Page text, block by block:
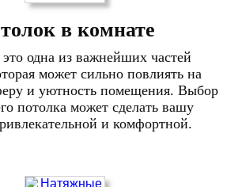
в комнате
одна из важнейших частей
может сильно повлиять на
и уютность помещения. Выбор
потолка может сделать вашу
и комфортной.